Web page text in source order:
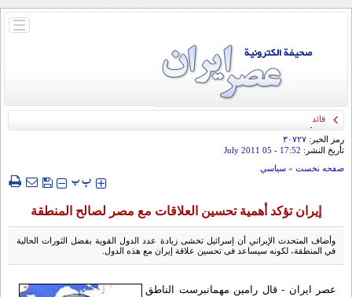
باز
قائد الحرس الثوري: إيران ستدمر أمريكا وإسرائيل والسعودية إذا تجاوزت خطوط طهران
الحمراء
رمز الخبر: ۳۰۷۲۷
تأريخ النشر: 17:52
- 05 July 2011
صفحه نخست » سياسي
‍‍‍ پپ
إيران تؤكد أهمية تحسين العلاقات مع مصر لصالح المنطقة
وأضاف المتحدث الإيراني أن إسرائيل تخشى زيادة عدد الدول القوية بفضل الثورات الحالية
في المنطقة، لكونه سيساعد فى تحسين علاقة إيران مع هذه الدول.
عصر ایران - قال رامين مهمانبرست الناطق